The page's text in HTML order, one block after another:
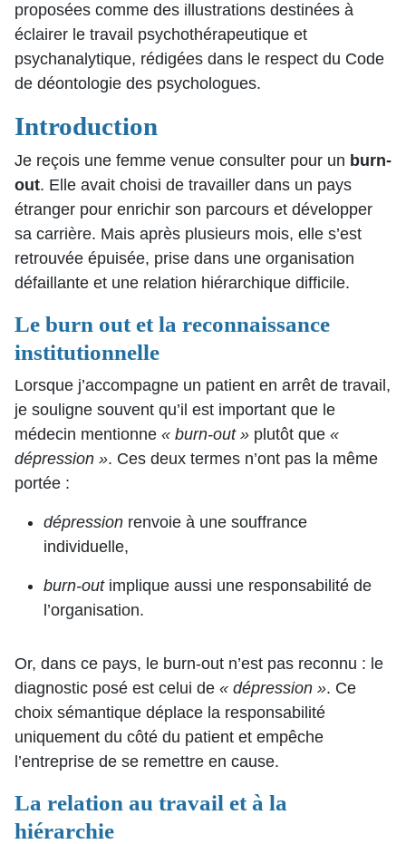
proposées comme des illustrations destinées à
éclairer le travail psychothérapeutique et
psychanalytique, rédigées dans le respect du Code
de déontologie des psychologues.
Introduction
Je reçois une femme venue consulter pour un burn-
out. Elle avait choisi de travailler dans un pays
étranger pour enrichir son parcours et développer
sa carrière. Mais après plusieurs mois, elle s’est
retrouvée épuisée, prise dans une organisation
défaillante et une relation hiérarchique difficile.
Le burn out et la reconnaissance
institutionnelle
Lorsque j’accompagne un patient en arrêt de travail,
je souligne souvent qu’il est important que le
médecin mentionne « burn-out » plutôt que «
dépression ». Ces deux termes n’ont pas la même
portée :
dépression renvoie à une souffrance
individuelle,
burn-outimplique aussi une responsabilité de
l’organisation.
Or, dans ce pays, le burn-out n’est pas reconnu : le
diagnostic posé est celui de « dépression ». Ce
choix sémantique déplace la responsabilité
uniquement du côté du patient et empêche
l’entreprise de se remettre en cause.
La relation au travail et à la
hiérarchie